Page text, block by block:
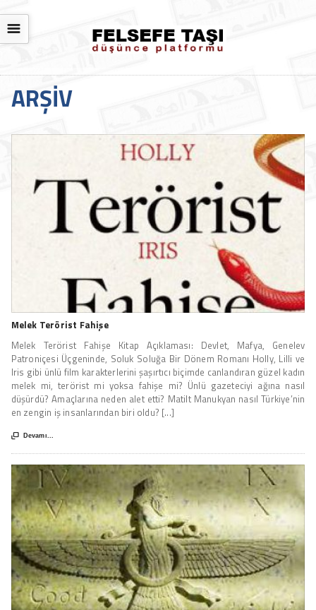
☰
ARŞIV
Melek Terörist Fahişe
Melek Terörist Fahişe Kitap Açıklaması: Devlet, Mafya, Genelev
Patroniçesi Üçgeninde, Soluk Soluğa Bir Dönem Romanı Holly, Lilli ve
Iris gibi ünlü film karakterlerini şaşırtıcı biçimde canlandıran güzel kadın
melek mi, terörist mi yoksa fahişe mi? Ünlü gazeteciyi ağına nasıl
düşürdü? Amaçlarına neden alet etti? Matilt Manukyan nasıl Türkiye’nin
en zengin iş insanlarından biri oldu? [...]
 Devamı...